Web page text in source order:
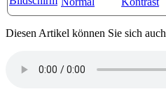
Diesen Artikel können Sie sich auch